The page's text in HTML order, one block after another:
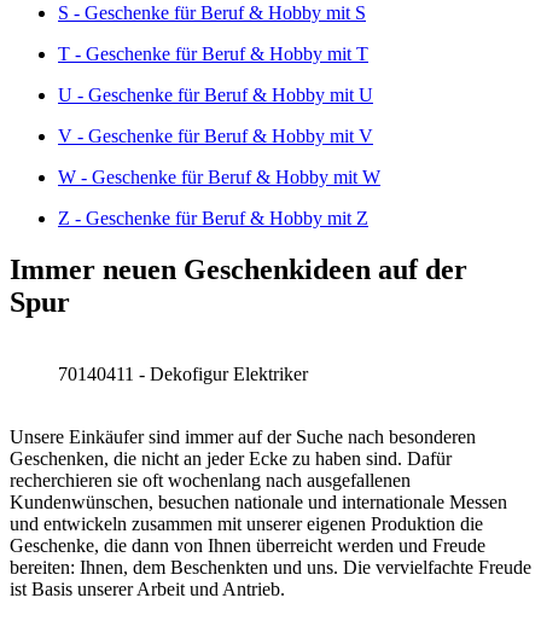
S - Geschenke für Beruf & Hobby mit S
T - Geschenke für Beruf & Hobby mit T
U - Geschenke für Beruf & Hobby mit U
V - Geschenke für Beruf & Hobby mit V
W - Geschenke für Beruf & Hobby mit W
Z - Geschenke für Beruf & Hobby mit Z
Immer neuen Geschenkideen auf der
Spur
70140411 - Dekofigur Elektriker
Unsere Einkäufer sind immer auf der Suche nach besonderen
Geschenken, die nicht an jeder Ecke zu haben sind. Dafür
recherchieren sie oft wochenlang nach ausgefallenen
Kundenwünschen, besuchen nationale und internationale Messen
und entwickeln zusammen mit unserer eigenen Produktion die
Geschenke, die dann von Ihnen überreicht werden und Freude
bereiten: Ihnen, dem Beschenkten und uns. Die vervielfachte Freude
ist Basis unserer Arbeit und Antrieb.